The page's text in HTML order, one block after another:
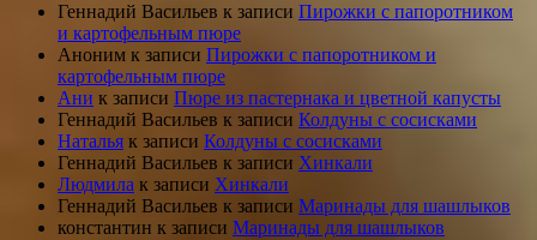
Геннадий Васильев к записи Пирожки с папоротником
и картофельным пюре
Аноним к записи Пирожки с папоротником и
картофельным пюре
Ани к записи Пюре из пастернака и цветной капусты
Геннадий Васильев к записи Колдуны с сосисками
Наталья к записи Колдуны с сосисками
Геннадий Васильев к записи Хинкали
Людмила к записи Хинкали
Геннадий Васильев к записи Маринады для шашлыков
константин к записи Маринады для шашлыков